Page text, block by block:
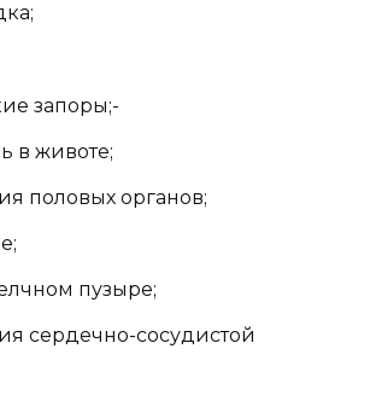
запоры;-
в животе;
половых органов;
пузыре;
сердечно-сосудистой